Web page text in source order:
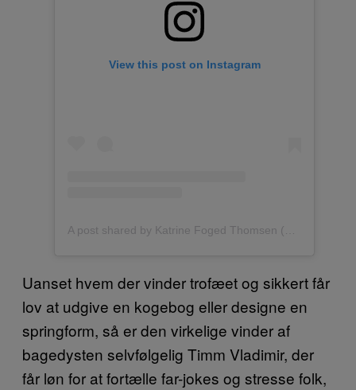
View this post on Instagram
A post shared by Katrine Foged Thomsen (@katrine_foged_thomsen)
Uanset hvem der vinder trofæet og sikkert får
lov at udgive en kogebog eller designe en
springform, så er den virkelige vinder af
bagedysten selvfølgelig Timm Vladimir, der
får løn for at fortælle far-jokes og stresse folk,